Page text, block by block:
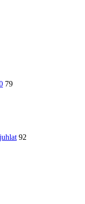
79
92